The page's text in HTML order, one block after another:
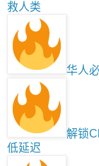
救人类
华人
解锁
低延迟